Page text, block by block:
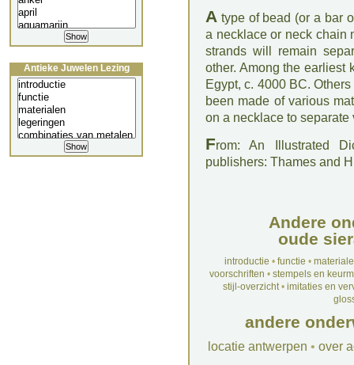
A type of bead (or a bar
a necklace or neck chain
strands will remain
other. Among the earliest
Egypt, c. 4000 BC.
been made of various
on a necklace to
From: An Illustrated
publishers: Thames and
Andere
oude
introductie • functie •
voorschriften • stempels en
stijl-overzicht• imitaties en
andere
locatie antwerpen • over
Antieke Juwelen Lezing